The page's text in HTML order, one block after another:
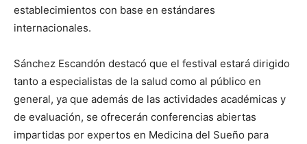
establecimientos con base en estándares
internacionales.
Sánchez Escandón destacó que el festival estará dirigido
tanto a especialistas de la salud como al público en
general, ya que además de las actividades académicas y
de evaluación, se ofrecerán conferencias abiertas
impartidas por expertos en Medicina del Sueño para